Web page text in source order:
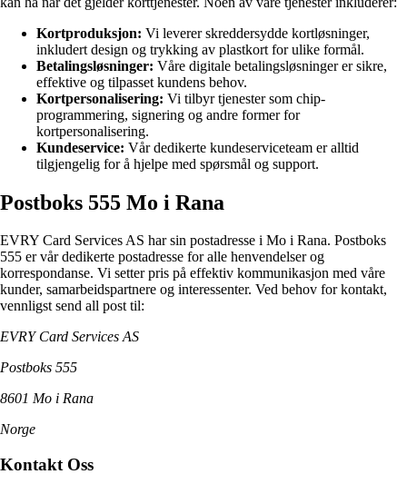
Kortproduksjon: Vi leverer skreddersydde kortløsninger,
inkludert design og trykking av plastkort for ulike formål.
Betalingsløsninger: Våre digitale betalingsløsninger er sikre,
effektive og tilpasset kundens behov.
Kortpersonalisering: Vi tilbyr tjenester som chip-
programmering, signering og andre former for
kortpersonalisering.
Kundeservice: Vår dedikerte kundeserviceteam er alltid
tilgjengelig for å hjelpe med spørsmål og support.
Postboks 555 Mo i Rana
EVRY Card Services AS har sin postadresse i Mo i Rana. Postboks
555 er vår dedikerte postadresse for alle henvendelser og
korrespondanse. Vi setter pris på effektiv kommunikasjon med våre
kunder, samarbeidspartnere og interessenter. Ved behov for kontakt,
vennligst send all post til:
EVRY Card Services AS
Postboks 555
8601 Mo i Rana
Norge
Kontakt Oss